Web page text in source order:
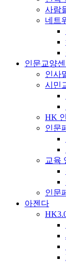
사람
네트
인문교양센
인사
시민
HK
인문
교육
인문
아젠다